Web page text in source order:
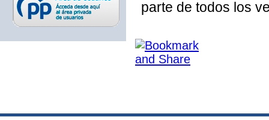
parte de todos los